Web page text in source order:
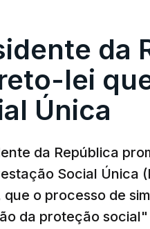
da
lei
Única
da República
Social Única
que o processo de
da proteção